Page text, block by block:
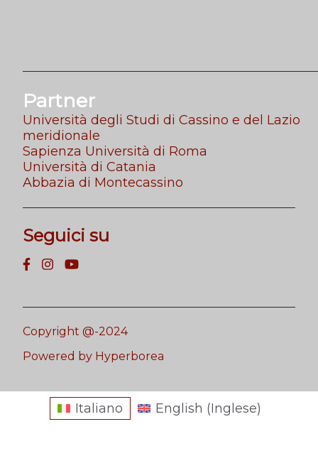
Partner
Università degli Studi di Cassino e del Lazio
meridionale
Sapienza Università di Roma
Università di Catania
Abbazia di Montecassino
Seguici su
Copyright @-2024
Powered by Hyperborea
Italiano English (Inglese)